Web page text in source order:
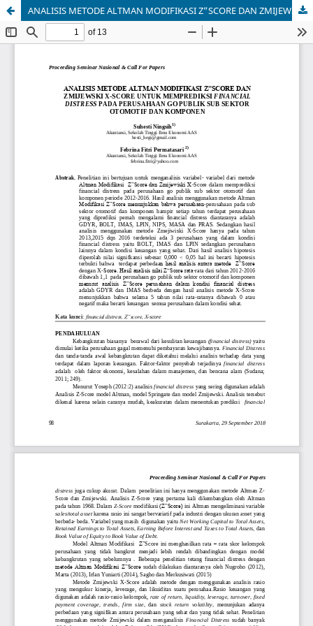
ANALISIS METODE ALTMAN MODIFIKASI Z”SCORE DAN ZMIJEWSKI X-SCORE UNTUK MEMPREDIKSI FINANCIAL DISTRESS PADA PERUSAHAAN GO PUBLIK SUB SEKTOR OTOMOTIF DAN KOMPONEN